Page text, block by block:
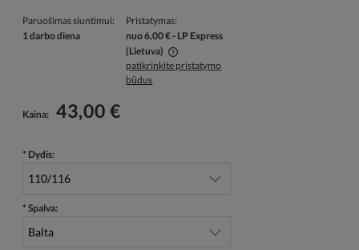
Paruošimas siuntimui:
1 darbo diena
Pristatymas:
nuo 6,00 €- LP Express
(Lietuva)
Į kainą neįskaičiuotos galimos mokėjimo išlaidos
patikrinkite pristatymo
būdus
Kaina: 43,00 €
* Dydis:
* Spalva: